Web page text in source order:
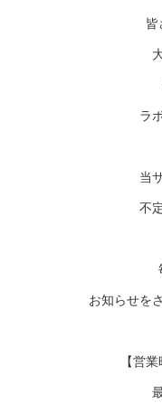
皆
ラ
当
不
お知らせを
【営